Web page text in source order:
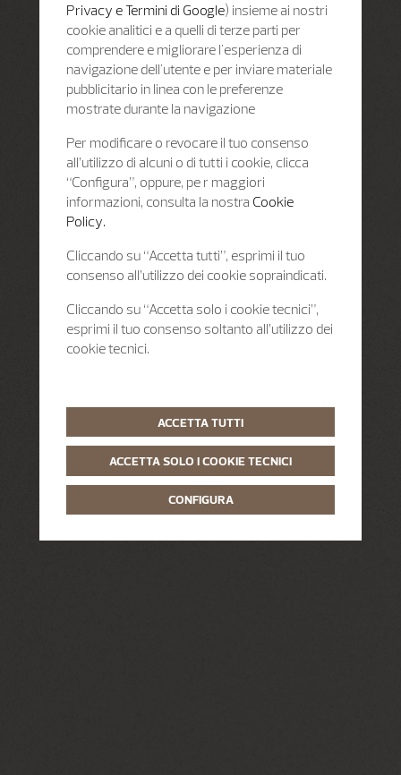
Privacy e Termini di Google) insieme ai nostri
cookie analitici e a quelli di terze parti per
comprendere e migliorare l'esperienza di
navigazione dell'utente e per inviare materiale
pubblicitario in linea con le preferenze
mostrate durante la navigazione
Per modificare o revocare il tuo consenso
all’utilizzo di alcuni o di tutti i cookie, clicca
“Configura”, oppure, pe r maggiori
informazioni, consulta la nostra Cookie
Policy.
Cliccando su “Accetta tutti”, esprimi il tuo
consenso all’utilizzo dei cookie sopraindicati.
Cliccando su “Accetta solo i cookie tecnici”,
esprimi il tuo consenso soltanto all’utilizzo dei
cookie tecnici.
ACCETTA TUTTI
ACCETTA SOLO I COOKIE TECNICI
CONFIGURA